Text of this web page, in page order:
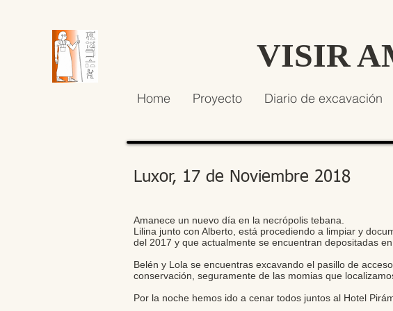
VISIR
Home Proyecto Diario de excavación
Luxor, 17 de Noviembre 2018
Amanece un nuevo día en la necrópolis tebana.
Lilina junto con Alberto, está procediendo a limpiar y
del 2017 y que actualmente se encuentran depositadas
Belén y Lola se encuentras excavando el pasillo de
conservación, seguramente de las momias que
Por la noche hemos ido a cenar todos juntos al Hotel